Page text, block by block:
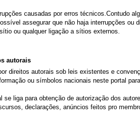
causadas por erros técnicos.Contudo
assegurar que não haja interrupções
ou qualquer ligação a sítios externos.
autorais
direitos autorais sob leis existentes e
ou símbolos nacionais neste portal
liga para obtenção de autorização dos
declarações, anúncios feitos pro